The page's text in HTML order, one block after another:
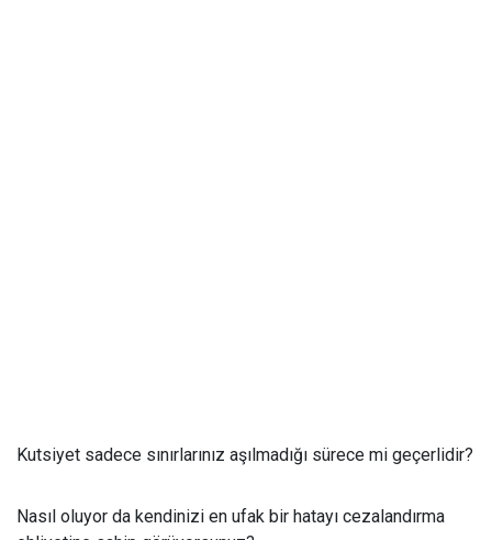
Kutsiyet sadece sınırlarınız aşılmadığı sürece mi geçerlidir?
Nasıl oluyor da kendinizi en ufak bir hatayı cezalandırma